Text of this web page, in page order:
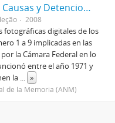
Colección Libros de Causas y Detenciones del CAMARON
2008
fotográficas digitales de los
1 a 9 implicadas en las
la Cámara Federal en lo
entre el año 1971 y
la ... »
de la Memoria (ANM)